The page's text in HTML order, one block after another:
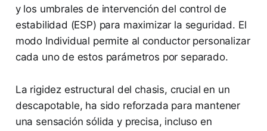
y los umbrales de intervención del control de
estabilidad (ESP) para maximizar la seguridad. El
modo Individual permite al conductor personalizar
cada uno de estos parámetros por separado.
La rigidez estructural del chasis, crucial en un
descapotable, ha sido reforzada para mantener
una sensación sólida y precisa, incluso en